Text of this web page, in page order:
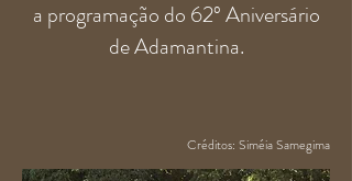
a programação do 62º Aniversário
de Adamantina.
Créditos: Siméia Samegima